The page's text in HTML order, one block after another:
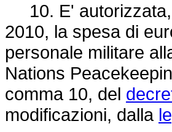
10. E' autorizzata,
2010, la spesa di
personale militare
Nations
comma 10, del
modificazioni, dalla